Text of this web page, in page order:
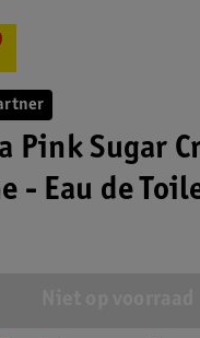
Pink Sugar
- Eau de